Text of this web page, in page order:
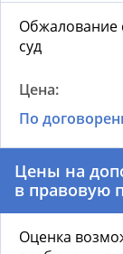
Обжалование
суд
По
Цены на
в правовую
Оценка